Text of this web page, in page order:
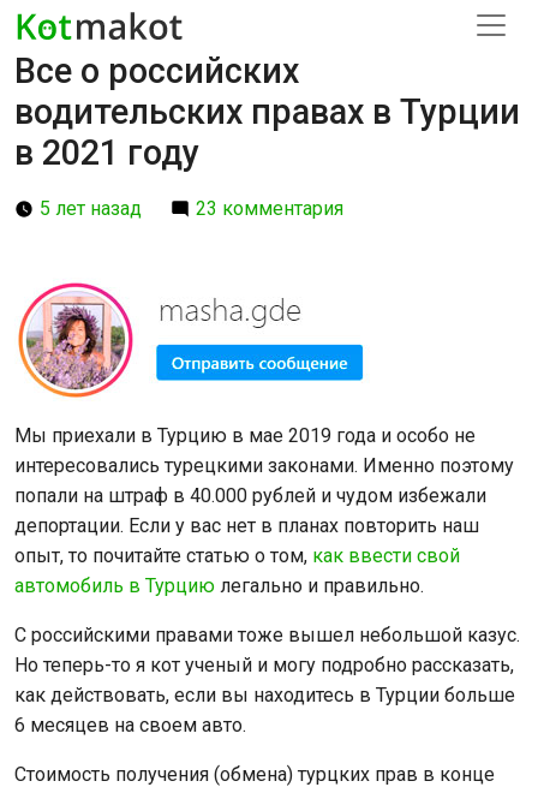
Все о российских
водительских правах в Турции
в 2021 году
5 лет назад 23 комментария
Мы приехали в Турцию в мае 2019 года и особо не
интересовались турецкими законами. Именно поэтому
попали на штраф в 40.000 рублей и чудом избежали
депортации. Если у вас нет в планах повторить наш
опыт, то почитайте статью о том, как ввести свой
автомобиль в Турцию легально и правильно.
С российскими правами тоже вышел небольшой казус.
Но теперь-то я кот ученый и могу подробно рассказать,
как действовать, если вы находитесь в Турции больше
6 месяцев на своем авто.
Стоимость получения (обмена) турцких прав в конце